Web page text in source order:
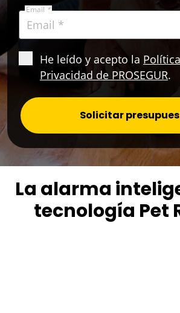
Email *
He leído y acepto la
Privacidad de PROSEGUR.
Solicitar
La alarma
tecnología Pet